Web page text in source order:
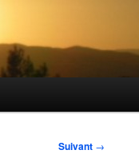
Suivant →